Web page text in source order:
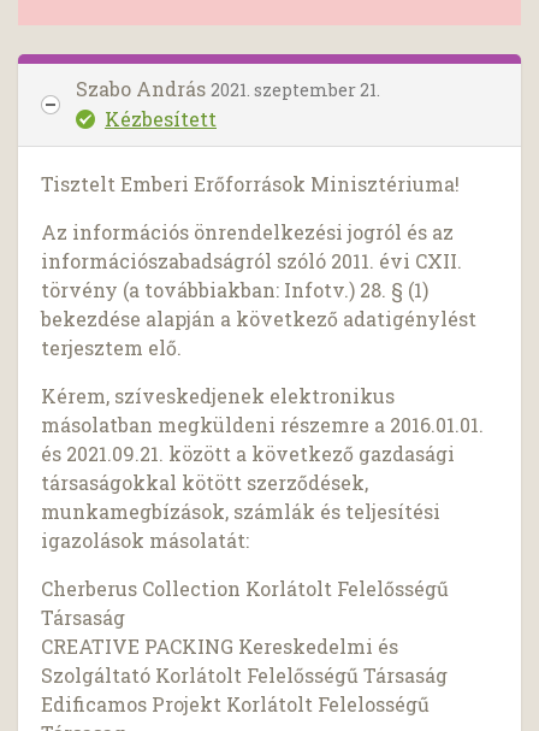
Szabo András 2021. szeptember 21.
Kézbesített
Tisztelt Emberi Erőforrások Minisztériuma!
Az információs önrendelkezési jogról és az
információszabadságról szóló 2011. évi CXII.
törvény (a továbbiakban: Infotv.) 28. § (1)
bekezdése alapján a következő adatigénylést
terjesztem elő.
Kérem, szíveskedjenek elektronikus
másolatban megküldeni részemre a 2016.01.01.
és 2021.09.21. között a következő gazdasági
társaságokkal kötött szerződések,
munkamegbízások, számlák és teljesítési
igazolások másolatát:
Cherberus Collection Korlátolt Felelősségű
Társaság
CREATIVE PACKING Kereskedelmi és
Szolgáltató Korlátolt Felelősségű Társaság
Edificamos Projekt Korlátolt Felelosségű